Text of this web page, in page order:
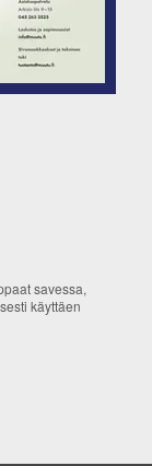
savessa,
käyttäen